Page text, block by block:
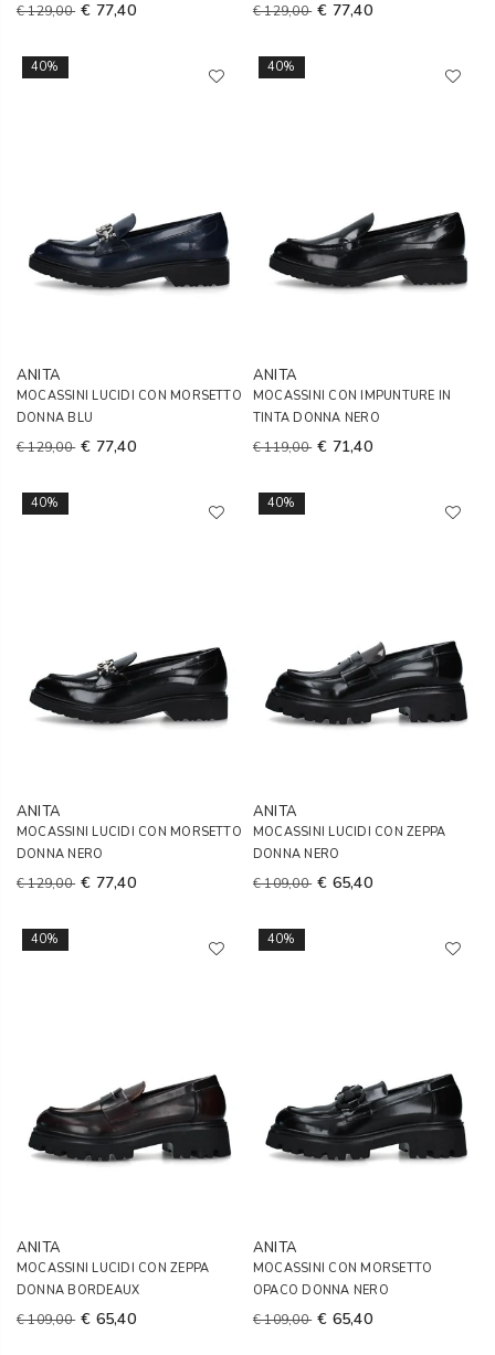
€ 129,00 € 77,40 € 129,00 € 77,40
40%
ANITA
MOCASSINI LUCIDI CON MORSETTO
DONNA BLU
€ 129,00 € 77,40
40%
ANITA
MOCASSINI CON IMPUNTURE IN
TINTA DONNA NERO
€ 119,00 € 71,40
40%
ANITA
MOCASSINI LUCIDI CON MORSETTO
DONNA NERO
€ 129,00 € 77,40
40%
ANITA
MOCASSINI LUCIDI CON ZEPPA
DONNA NERO
€ 109,00 € 65,40
40%
ANITA
MOCASSINI LUCIDI CON ZEPPA
DONNA BORDEAUX
€ 109,00 € 65,40
40%
ANITA
MOCASSINI CON MORSETTO
OPACO DONNA NERO
€ 109,00 € 65,40